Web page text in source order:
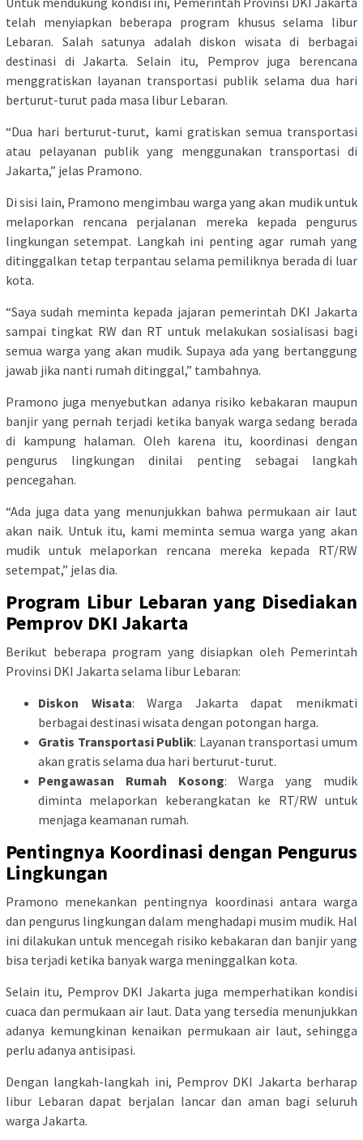
telah menyiapkan beberapa program khusus selama libur
Lebaran. Salah satunya adalah diskon wisata di berbagai
destinasi di Jakarta. Selain itu, Pemprov juga berencana
menggratiskan layanan transportasi publik selama dua hari
berturut-turut pada masa libur Lebaran.
“Dua hari berturut-turut, kami gratiskan semua transportasi
atau pelayanan publik yang menggunakan transportasi di
Jakarta,” jelas Pramono.
Di sisi lain, Pramono mengimbau warga yang akan mudik untuk
melaporkan rencana perjalanan mereka kepada pengurus
lingkungan setempat. Langkah ini penting agar rumah yang
ditinggalkan tetap terpantau selama pemiliknya berada di luar
kota.
“Saya sudah meminta kepada jajaran pemerintah DKI Jakarta
sampai tingkat RW dan RT untuk melakukan sosialisasi bagi
semua warga yang akan mudik. Supaya ada yang bertanggung
jawab jika nanti rumah ditinggal,” tambahnya.
Pramono juga menyebutkan adanya risiko kebakaran maupun
banjir yang pernah terjadi ketika banyak warga sedang berada
di kampung halaman. Oleh karena itu, koordinasi dengan
pengurus lingkungan dinilai penting sebagai langkah
pencegahan.
“Ada juga data yang menunjukkan bahwa permukaan air laut
akan naik. Untuk itu, kami meminta semua warga yang akan
mudik untuk melaporkan rencana mereka kepada RT/RW
setempat,” jelas dia.
Program Libur Lebaran yang Disediakan
Pemprov DKI Jakarta
Berikut beberapa program yang disiapkan oleh Pemerintah
Provinsi DKI Jakarta selama libur Lebaran:
Diskon Wisata: Warga Jakarta dapat menikmati
berbagai destinasi wisata dengan potongan harga.
Gratis Transportasi Publik: Layanan transportasi umum
akan gratis selama dua hari berturut-turut.
Pengawasan Rumah Kosong: Warga yang mudik
diminta melaporkan keberangkatan ke RT/RW untuk
menjaga keamanan rumah.
Pentingnya Koordinasi dengan Pengurus
Lingkungan
Pramono menekankan pentingnya koordinasi antara warga
dan pengurus lingkungan dalam menghadapi musim mudik. Hal
ini dilakukan untuk mencegah risiko kebakaran dan banjir yang
bisa terjadi ketika banyak warga meninggalkan kota.
Selain itu, Pemprov DKI Jakarta juga memperhatikan kondisi
cuaca dan permukaan air laut. Data yang tersedia menunjukkan
adanya kemungkinan kenaikan permukaan air laut, sehingga
perlu adanya antisipasi.
Dengan langkah-langkah ini, Pemprov DKI Jakarta berharap
libur Lebaran dapat berjalan lancar dan aman bagi seluruh
warga Jakarta.